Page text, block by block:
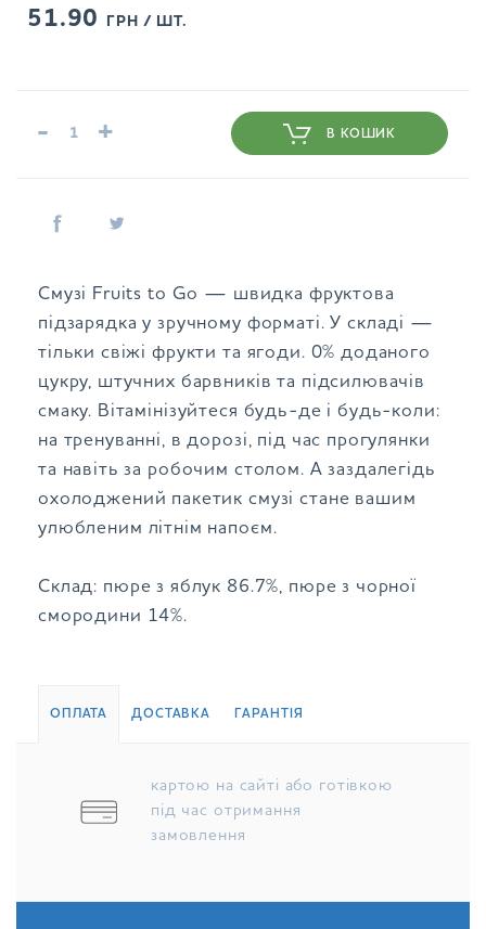
51.90 ГРН / ШТ.
- + В КОШИК
Смузі Fruits to Go — швидка фруктова
підзарядка у зручному форматі. У складі —
тільки свіжі фрукти та ягоди. 0% доданого
цукру, штучних барвників та підсилювачів
смаку. Вітамінізуйтеся будь-де і будь-коли:
на тренуванні, в дорозі, під час прогулянки
та навіть за робочим столом. А заздалегідь
охолоджений пакетик смузі стане вашим
улюбленим літнім напоєм.
Склад: пюре з яблук 86.7%, пюре з чорної
смородини 14%.
ОПЛАТА ДОСТАВКА ГАРАНТІЯ
картою на сайті або готівкою
під час отримання
замовлення